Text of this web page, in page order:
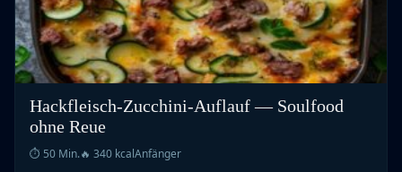
Hackfleisch-Zucchini-Auflauf — Soulfood
ohne Reue
⏱ 50 Min.🔥 340 kcalAnfänger